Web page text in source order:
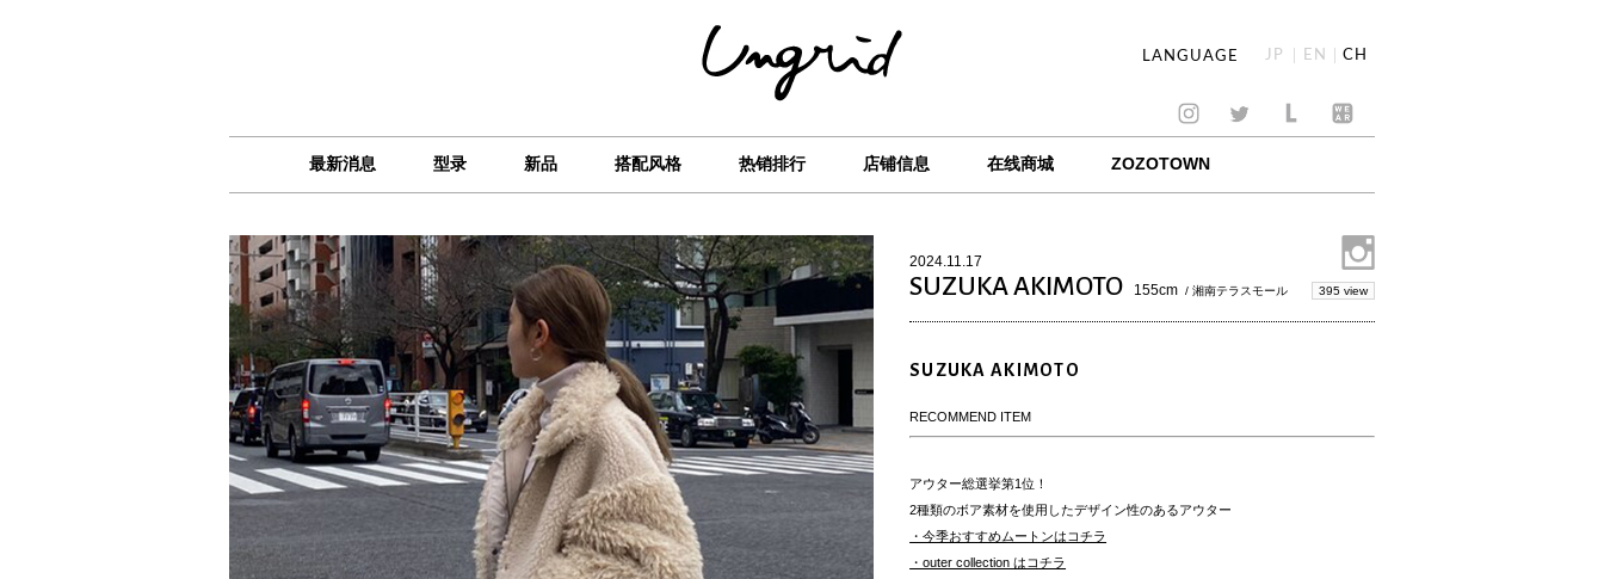
LANGUAGE JP EN CH
最新消息 型录 新品 搭配风格 热销排行 店铺信息 在线商城 ZOZOTOWN
2024.11.17
SUZUKA AKIMOTO 155cm / 湘南テラスモール 395 view
SUZUKA AKIMOTO
RECOMMEND ITEM
アウター総選挙第1位！
2種類のボア素材を使用したデザイン性のあるアウター
・今季おすすめムートンはコチラ
・outer collection はコチラ